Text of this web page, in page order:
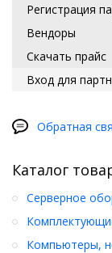
Регистрация
Вендоры
Скачать прайс
Вход для
Обратная
Каталог
Серверное
Компьютеры,